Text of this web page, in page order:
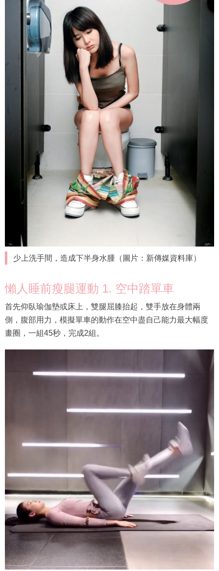
少上洗手間，造成下半身水腫（圖片：新傳媒資料庫）
懶人睡前瘦腿運動 1. 空中踏單車
首先仰臥瑜伽墊或床上，雙腿屈膝抬起，雙手放在身體兩
側，腹部用力，模擬單車的動作在空中盡自己能力最大幅度
畫圈，一組45秒，完成2組。